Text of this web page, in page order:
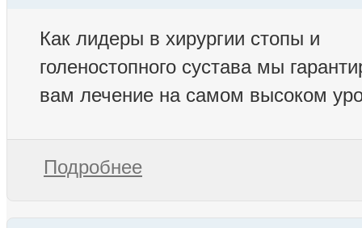
Как лидеры в хирургии стопы и
голеностопного сустава мы
вам лечение на самом высоком
Подробнее